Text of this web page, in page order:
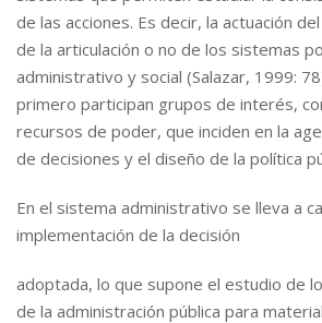
de las acciones. Es decir, la actuación
de la articulación o no de los sistemas
administrativo y social (Salazar, 1999:
primero participan grupos de interés,
recursos de poder, que inciden en la
de decisiones y el diseño de la política
En el sistema administrativo se lleva a
implementación de la decisión
adoptada, lo que supone el estudio de
de la administración pública para